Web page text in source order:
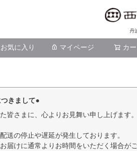
丹
お気に入り マイページ カ
きまして●
皆さまに、心よりお見舞い申し上げます。
送の停止や遅延が発生しております。
届けに通常よりお時間をいただく場合がご